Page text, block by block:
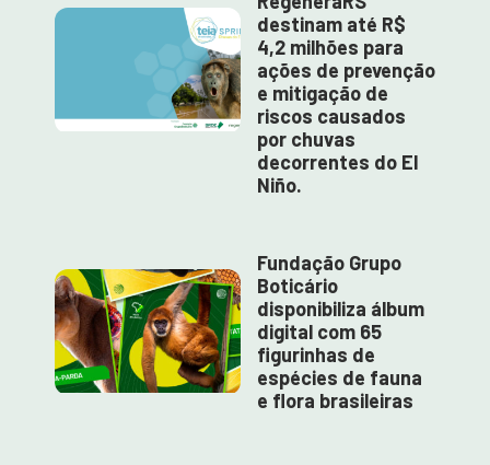
destinam até R$
4,2 milhões para
ações de prevenção
e mitigação de
riscos causados
por chuvas
decorrentes do El
Niño.
Fundação Grupo
Boticário
disponibiliza álbum
digital com 65
figurinhas de
espécies de fauna
e flora brasileiras